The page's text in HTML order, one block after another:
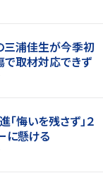
三浦佳生が今季初
取材対応できず
「悔いを残さず」２
に懸ける